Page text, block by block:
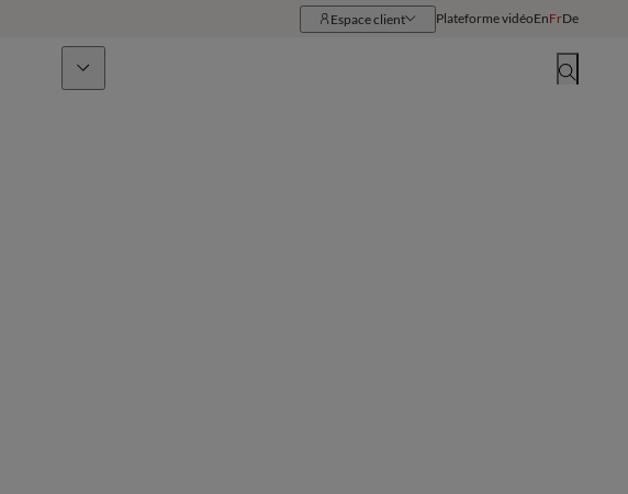
Espace client Plateforme vidéoEnFrDe